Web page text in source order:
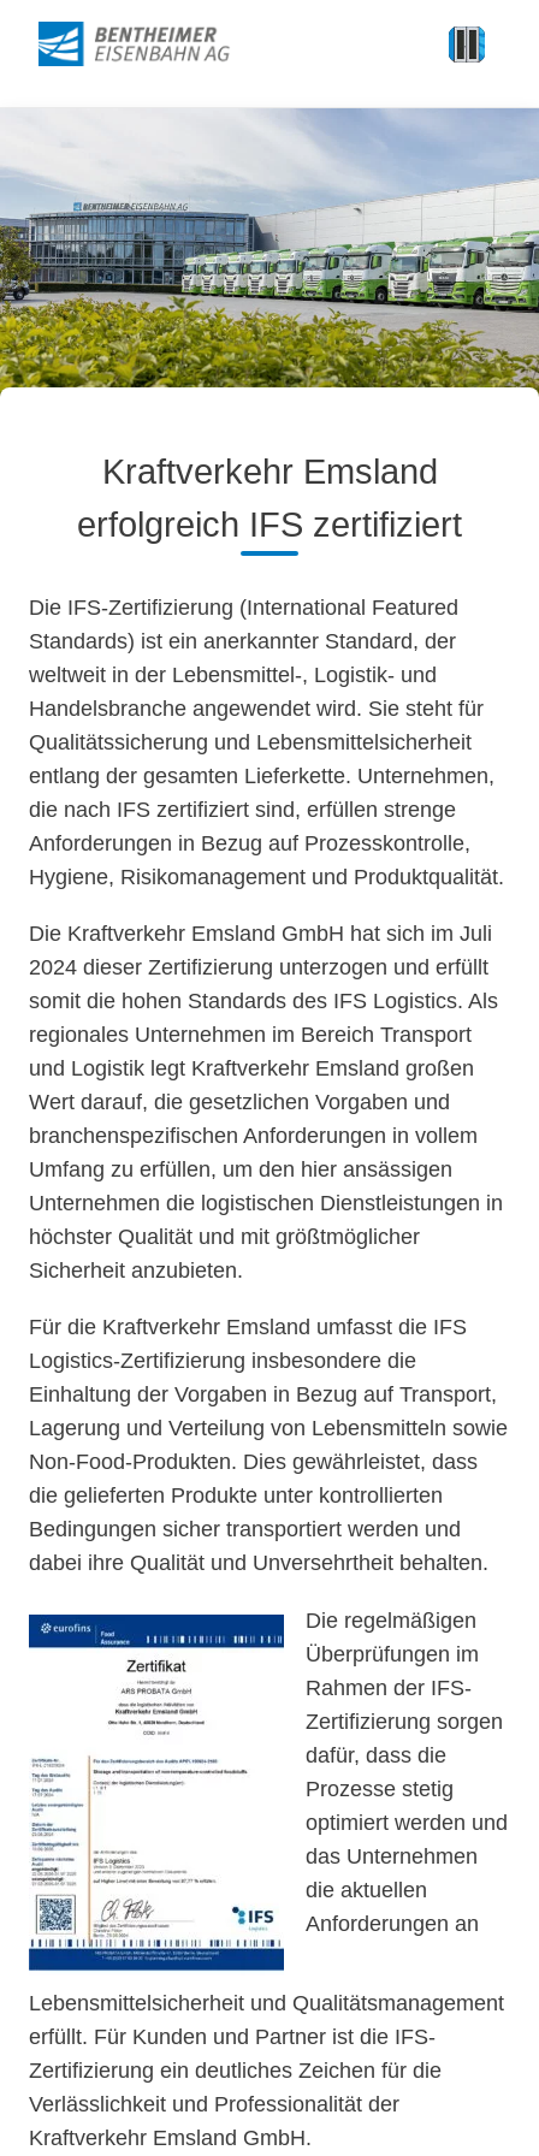
Kraftverkehr Emsland
erfolgreich IFS zertifiziert
Die IFS-Zertifizierung (International Featured
Standards) ist ein anerkannter Standard, der
weltweit in der Lebensmittel-, Logistik- und
Handelsbranche angewendet wird. Sie steht für
Qualitätssicherung und Lebensmittelsicherheit
entlang der gesamten Lieferkette. Unternehmen,
die nach IFS zertifiziert sind, erfüllen strenge
Anforderungen in Bezug auf Prozesskontrolle,
Hygiene, Risikomanagement und Produktqualität.
Die Kraftverkehr Emsland GmbH hat sich im Juli
2024 dieser Zertifizierung unterzogen und erfüllt
somit die hohen Standards des IFS Logistics. Als
regionales Unternehmen im Bereich Transport
und Logistik legt Kraftverkehr Emsland großen
Wert darauf, die gesetzlichen Vorgaben und
branchenspezifischen Anforderungen in vollem
Umfang zu erfüllen, um den hier ansässigen
Unternehmen die logistischen Dienstleistungen in
höchster Qualität und mit größtmöglicher
Sicherheit anzubieten.
Für die Kraftverkehr Emsland umfasst die IFS
Logistics-Zertifizierung insbesondere die
Einhaltung der Vorgaben in Bezug auf Transport,
Lagerung und Verteilung von Lebensmitteln sowie
Non-Food-Produkten. Dies gewährleistet, dass
die gelieferten Produkte unter kontrollierten
Bedingungen sicher transportiert werden und
dabei ihre Qualität und Unversehrtheit behalten.
Die regelmäßigen
Überprüfungen im
Rahmen der IFS-
Zertifizierung sorgen
dafür, dass die
Prozesse stetig
optimiert werden und
das Unternehmen
die aktuellen
Anforderungen an
Lebensmittelsicherheit und Qualitätsmanagement
erfüllt. Für Kunden und Partner ist die IFS-
Zertifizierung ein deutliches Zeichen für die
Verlässlichkeit und Professionalität der
Kraftverkehr Emsland GmbH.